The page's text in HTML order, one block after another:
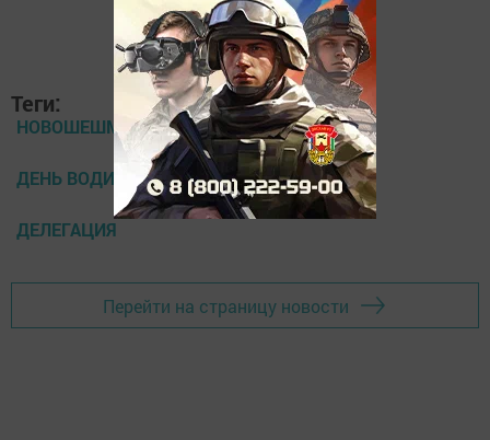
Добавить Шешминскую новь в Яндекс.Новости
Теги:
НОВОШЕШМИНСК
ДЕНЬ ВОДИТЕЛЯ
ДЕЛЕГАЦИЯ
Перейти на страницу новости